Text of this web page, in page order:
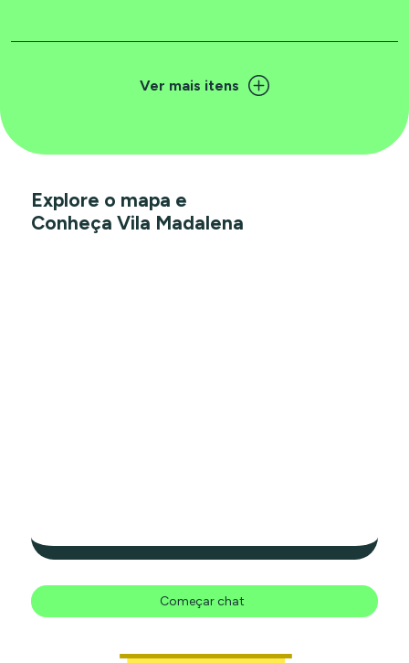
Ver mais itens
Explore o mapa e
Conheça Vila Madalena
Começar chat